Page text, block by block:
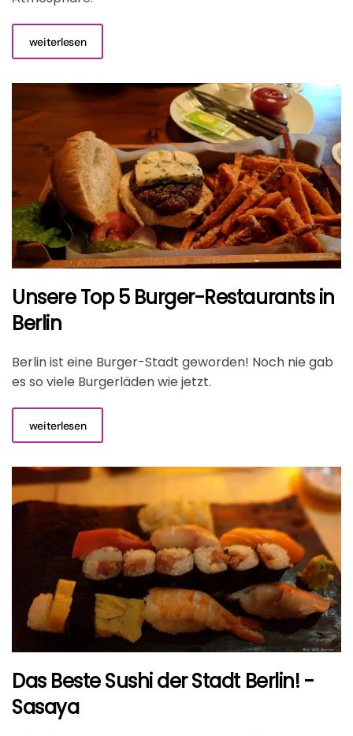
weiterlesen
Unsere Top 5 Burger-Restaurants in
Berlin
Berlin ist eine Burger-Stadt geworden! Noch nie gab
es so viele Burgerläden wie jetzt.
weiterlesen
Das Beste Sushi der Stadt Berlin! -
Sasaya